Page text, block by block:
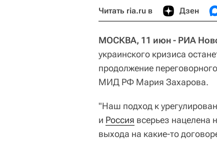
Читать ria.ru в Дзен
МОСКВА, 11 июн - РИА
украинского кризиса
продолжение
МИД РФ Мария Захарова.
"Наш подход к
и Россия всерьез нацелена
выхода на какие-то